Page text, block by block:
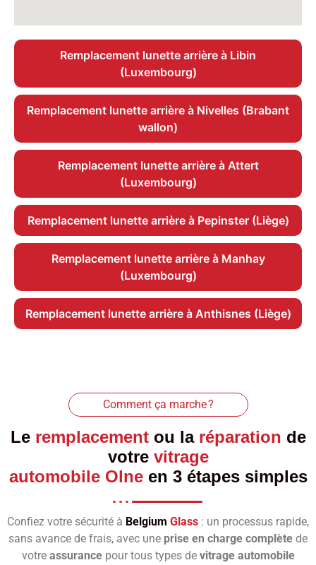
Remplacement lunette arrière à Libin
(Luxembourg)
Remplacement lunette arrière à Nivelles (Brabant
wallon)
Remplacement lunette arrière à Attert
(Luxembourg)
Remplacement lunette arrière à Pepinster (Liège)
Remplacement lunette arrière à Manhay
(Luxembourg)
Remplacement lunette arrière à Anthisnes (Liège)
Comment ça marche ?
Le remplacementou la réparation de
votre vitrage
automobile Olneen 3 étapes simples
Confiez votre sécurité à Belgium Glass : un processus rapide,
sans avance de frais, avec une prise en charge complète de
votre assurancepour tous types de vitrage automobile